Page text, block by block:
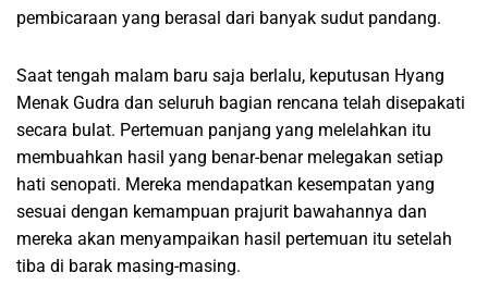
pembicaraan yang berasal dari banyak sudut pandang.
Saat tengah malam baru saja berlalu, keputusan Hyang
Menak Gudra dan seluruh bagian rencana telah disepakati
secara bulat. Pertemuan panjang yang melelahkan itu
membuahkan hasil yang benar-benar melegakan setiap
hati senopati. Mereka mendapatkan kesempatan yang
sesuai dengan kemampuan prajurit bawahannya dan
mereka akan menyampaikan hasil pertemuan itu setelah
tiba di barak masing-masing.